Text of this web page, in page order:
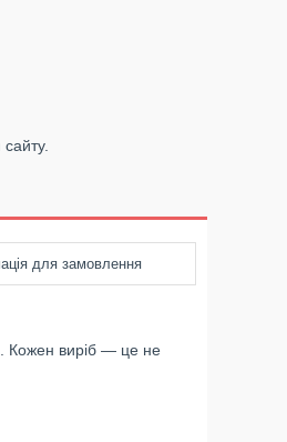
для замовлення
Кожен виріб — це не